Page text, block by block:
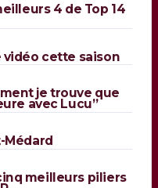
4 de Top 14
vidéo cette saison
je trouve que
avec Lucu”
meilleurs piliers